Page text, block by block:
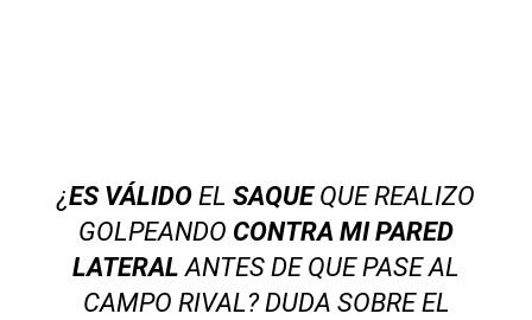
¿ES VÁLIDO EL SAQUEQUE REALIZO
GOLPEANDO CONTRA MI PARED
LATERAL ANTES DE QUE PASE AL
CAMPO RIVAL? DUDA SOBRE EL